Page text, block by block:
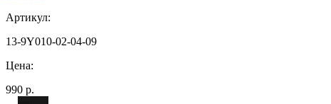
Артикул:
13-9Y010-02-04-09
Цена:
990 р.